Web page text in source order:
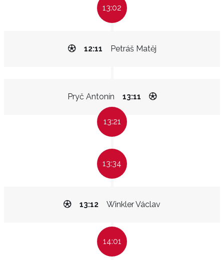
13:02
Petráš Matěj
12:11
Pryč Antonín 13:11
13:21
13:34
Winkler Václav
13:12
14:01